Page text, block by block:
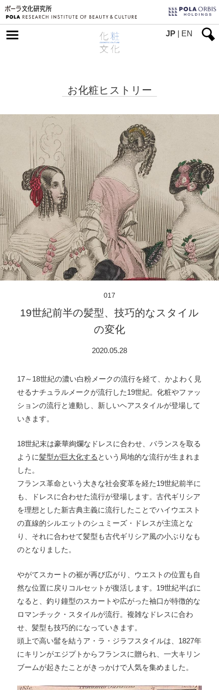
JP EN
お化粧ヒストリー
017
19世紀前半の髪型、技巧的なスタイル
の変化
2020.05.28
17～18世紀の濃い白粉メークの流行を経て、かよわく見
せるナチュラルメークが流行した19世紀。化粧やファッ
ションの流行と連動し、新しいヘアスタイルが登場して
いきます。
18世紀末は豪華絢爛なドレスに合わせ、バランスを取る
ように髪型が巨大化する という局地的な流行が生まれま
した。
フランス革命という大きな社会変革を経た19世紀前半に
も、ドレスに合わせた流行が登場します。古代ギリシア
を理想とした新古典主義に流行したことでハイウエスト
の直線的シルエットのシュミーズ・ドレスが主流とな
り、それに合わせて髪型も古代ギリシア風の小ぶりなも
のとなりました。
やがてスカートの裾が再び広がり、ウエストの位置も自
然な位置に戻りコルセットが復活します。19世紀半ばに
なると、釣り鐘型のスカートや広がった袖口が特徴的な
ロマンチック・スタイルが流行。複雑なドレスに合わ
せ、髪型も技巧的になっていきます。
頭上で高い髷を結うア・ラ・ジラフスタイルは、1827年
にキリンがエジプトからフランスに贈られ、一大キリン
ブームが起きたことがきっかけで人気を集めました。